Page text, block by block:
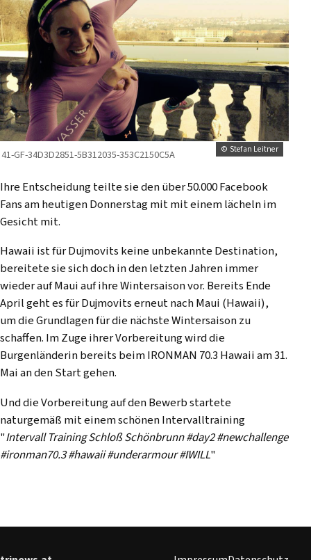
© Stefan Leitner
41-GF-34D3D2851-5B312035-353C2150C5A
Ihre Entscheidung teilte sie den über 50.000 Facebook
Fans am heutigen Donnerstag mit mit einem lächeln im
Gesicht mit.
Hawaii ist für Dujmovits keine unbekannte Destination,
bereitete sie sich doch in den letzten Jahren immer
wieder auf Maui auf ihre Wintersaison vor. Bereits Ende
April geht es für Dujmovits erneut nach Maui (Hawaii),
um die Grundlagen für die nächste Wintersaison zu
schaffen. Im Zuge ihrer Vorbereitung wird die
Burgenländerin bereits beim IRONMAN 70.3 Hawaii am 31.
Mai an den Start gehen.
Und die Vorbereitung auf den Bewerb startete
naturgemäß mit einem schönen Intervalltraining
"Intervall Training Schloß Schönbrunn #day2 #newchallenge
#ironman70.3 #hawaii #underarmour #IWILL"